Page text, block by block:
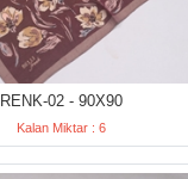
RENK-02 - 90X90
Kalan Miktar : 6